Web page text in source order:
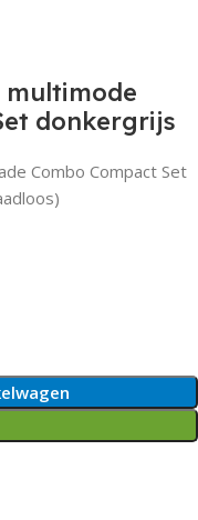
multimode
donkergrijs
Combo Compact Set